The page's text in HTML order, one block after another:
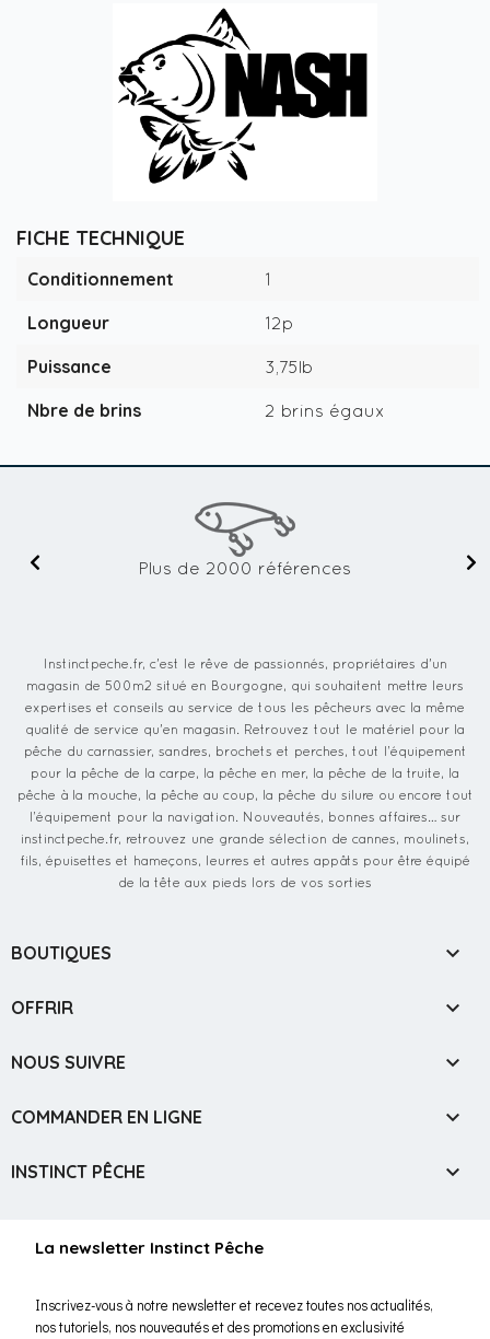
FICHE TECHNIQUE
Conditionnement 1
Longueur 12p
Puissance 3,75lb
Nbre de brins 2 brins égaux
La newsletter Instinct Pêche
Inscrivez-vous à notre newsletter et recevez toutes nos actualités,
nos tutoriels, nos nouveautés et des promotions en exclusivité
Plus de 2000 références
Instinctpeche.fr, c'est le rêve de passionnés, propriétaires d'un
magasin de 500m2 situé en Bourgogne, qui souhaitent mettre leurs
expertises et conseils au service de tous les pêcheurs avec la même
qualité de service qu'en magasin. Retrouvez tout le matériel pour la
pêche du carnassier, sandres, brochets et perches, tout l’équipement
pour la pêche de la carpe, la pêche en mer, la pêche de la truite, la
pêche à la mouche, la pêche au coup, la pêche du silure ou encore tout
l’équipement pour la navigation. Nouveautés, bonnes affaires… sur
instinctpeche.fr, retrouvez une grande sélection de cannes, moulinets,
fils, épuisettes et hameçons, leurres et autres appâts pour être équipé
de la tête aux pieds lors de vos sorties
BOUTIQUES 
OFFRIR 
NOUS SUIVRE 
COMMANDER EN LIGNE 
INSTINCT PÊCHE 